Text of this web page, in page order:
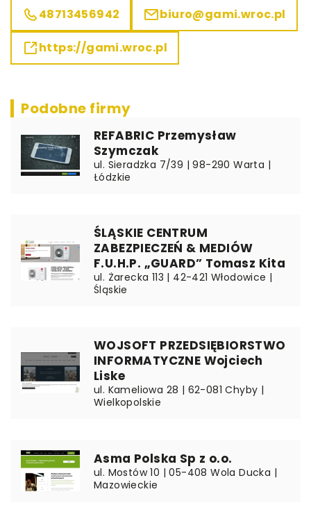
48713456942 biuro@gami.wroc.pl
https://gami.wroc.pl
Podobne firmy
REFABRIC Przemysław
Szymczak
ul. Sieradzka 7/39 | 98-290 Warta |
Łódzkie
ŚLĄSKIE CENTRUM
ZABEZPIECZEŃ & MEDIÓW
F.U.H.P. „GUARD” Tomasz Kita
ul. Żarecka 113 | 42-421 Włodowice |
Śląskie
WOJSOFT PRZEDSIĘBIORSTWO
INFORMATYCZNE Wojciech
Liske
ul. Kameliowa 28 | 62-081 Chyby |
Wielkopolskie
Asma Polska Sp z o.o.
ul. Mostów 10 | 05-408 Wola Ducka |
Mazowieckie